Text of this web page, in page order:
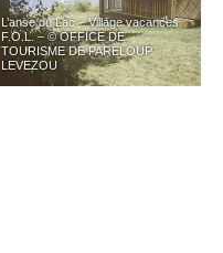
L’anse du Lac – Village vacances
F.O.L. – © OFFICE DE
TOURISME DE PARELOUP
LEVEZOU